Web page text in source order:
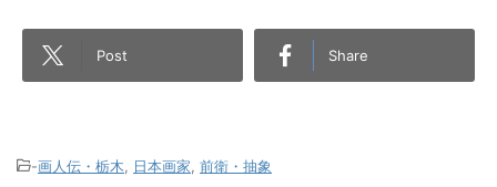
Post Share
-画人伝・栃木 日本画家 前衛・抽象